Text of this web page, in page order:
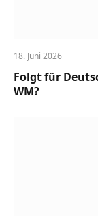
18. Juni 2026
Folgt für
WM?